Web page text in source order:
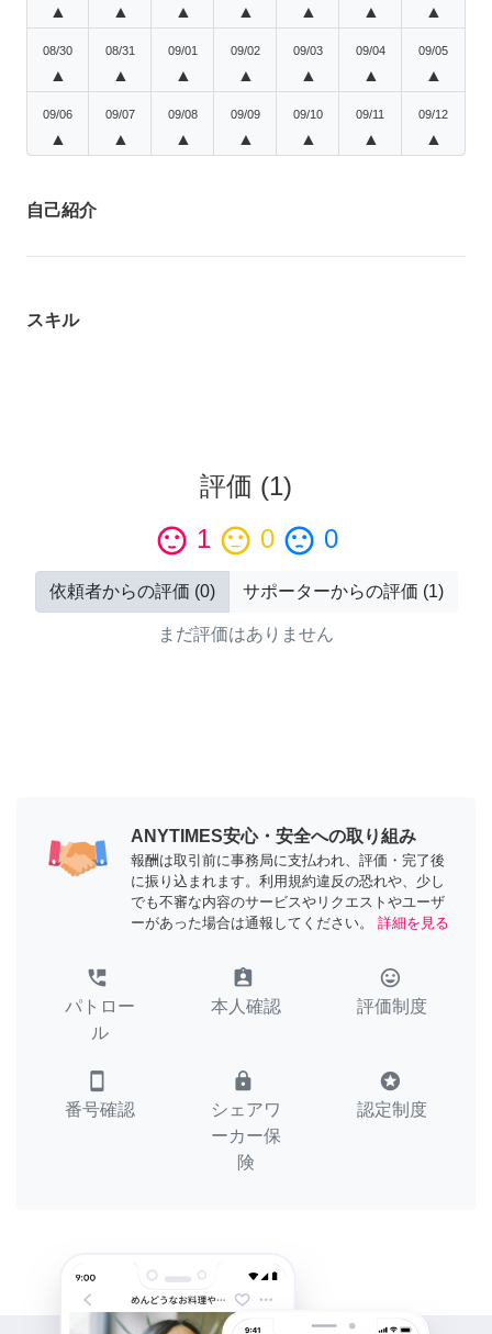
▲ ▲ ▲ ▲ ▲ ▲ ▲
08/30
▲
08/31
▲
09/01
▲
09/02
▲
09/03
▲
09/04
▲
09/05
▲
09/06
▲
09/07
▲
09/08
▲
09/09
▲
09/10
▲
09/11
▲
09/12
▲
自己紹介
スキル
評価 (1)
sentiment_satisfied 1 sentiment_neutral 0 sentiment_dissatisfied 0
依頼者からの評価 (0) サポーターからの評価 (1)
まだ評価はありません
ANYTIMES安心・安全への取り組み
報酬は取引前に事務局に支払われ、評価・完了後
に振り込まれます。利用規約違反の恐れや、少し
でも不審な内容のサービスやリクエストやユーザ
ーがあった場合は通報してください。
詳細を見る
perm_phone_msg
パトロー
ル
assignment_ind
本人確認
tag_faces
評価制度
smartphone
番号確認
lock
シェアワ
ーカー保
険
stars
認定制度